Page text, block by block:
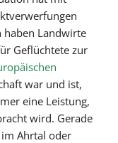
haben Landwirte
Geflüchtete zur
war und ist,
eine Leistung,
wird. Gerade
Ahrtal oder